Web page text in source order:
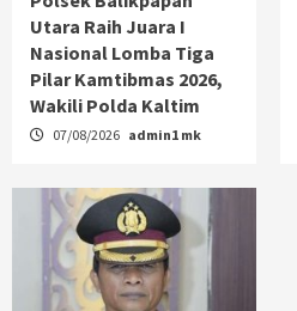
Utara Raih Juara I
Nasional Lomba Tiga
Pilar Kamtibmas 2026,
Wakili Polda Kaltim
07/08/2026 admin1 mk